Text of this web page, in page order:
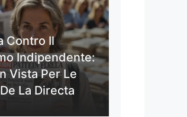
Contro Il
Indipendente:
Vista Per Le
La Directa